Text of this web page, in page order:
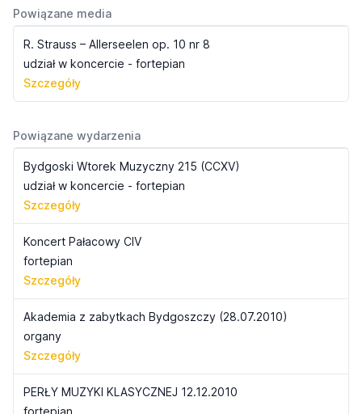
Powiązane media
R. Strauss – Allerseelen op. 10 nr 8
udział w koncercie - fortepian
Szczegóły
Powiązane wydarzenia
Bydgoski Wtorek Muzyczny 215 (CCXV)
udział w koncercie - fortepian
Szczegóły
Koncert Pałacowy CIV
fortepian
Szczegóły
Akademia z zabytkach Bydgoszczy (28.07.2010)
organy
Szczegóły
PERŁY MUZYKI KLASYCZNEJ 12.12.2010
fortepian